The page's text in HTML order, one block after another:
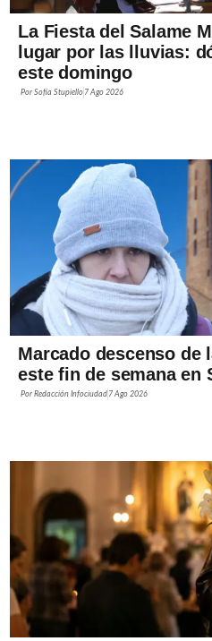
La Fiesta del Salame
lugar por las lluvias:
este domingo
PorSofía Stupiello 7 Ago 2026
Marcado descenso de
este fin de semana en
PorRedacción Infociudad 7 Ago 2026